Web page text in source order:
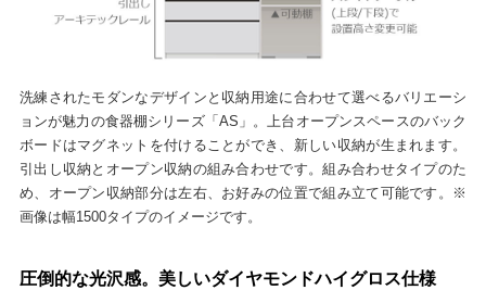
洗練されたモダンなデザインと収納用途に合わせて選べるバリエーシ
ョンが魅力の食器棚シリーズ「AS」。上台オープンスペースのバック
ボードはマグネットを付けることができ、新しい収納が生まれます。
引出し収納とオープン収納の組み合わせです。組み合わせタイプのた
め、オープン収納部分は左右、お好みの位置で組み立て可能です。※
画像は幅1500タイプのイメージです。
圧倒的な光沢感。美しいダイヤモンドハイグロス仕様